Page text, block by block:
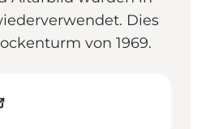
Dies
von 1969.